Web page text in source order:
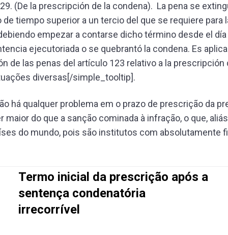
(De la prescripción de la condena). La pena se
tiempo superior a un tercio del que se requiere para
empezar a contarse dicho término desde el día
ejecutoriada o se quebrantó la condena. Es
de las penas del artículo 123 relativo a la prescripción
diversas[/simple_tooltip].
há qualquer problema em o prazo de prescrição da
maior do que a sanção cominada à infração, o que,
do mundo, pois são institutos com absolutamente
Termo inicial da prescrição após a
sentença condenatória
irrecorrível